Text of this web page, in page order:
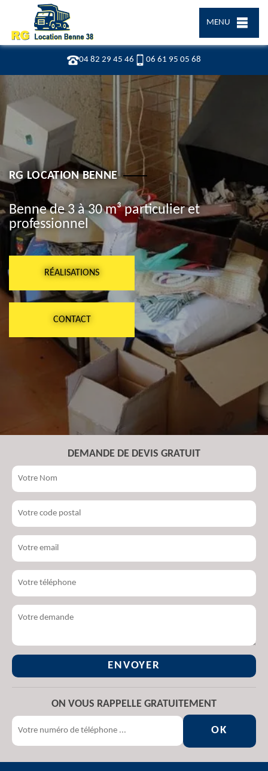
04 82 29 45 46 06 61 95 05 68
MENU
RG LOCATION BENNE
Benne de 3 à 30 m³ particulier et
professionnel
RÉALISATIONS
CONTACT
DEMANDE DE DEVIS GRATUIT
ON VOUS RAPPELLE GRATUITEMENT